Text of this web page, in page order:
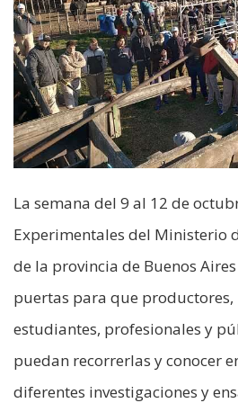
La semana del 9 al 12 de
Experimentales del Ministerio
de la provincia de Buenos
puertas para que
estudiantes, profesionales y
puedan recorrerlas y conocer
diferentes investigaciones y